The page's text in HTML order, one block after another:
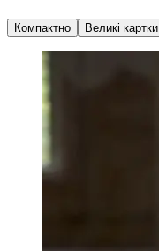
Компактно Великі картки